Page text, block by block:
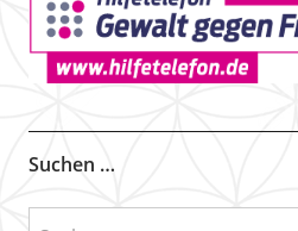
Suchen …